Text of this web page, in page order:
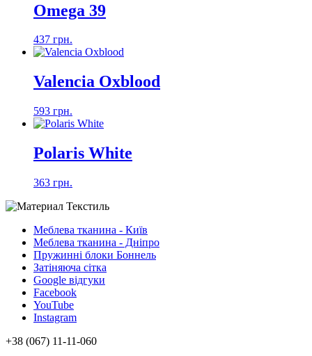
Omega 39
437 грн.
Valencia Oxblood
593 грн.
Polaris White
363 грн.
Меблева тканина - Київ
Меблева тканина - Дніпро
Пружинні блоки Боннель
Затіняюча сітка
Google відгуки
Facebook
YouTube
Instagram
+38 (067) 11-11-060